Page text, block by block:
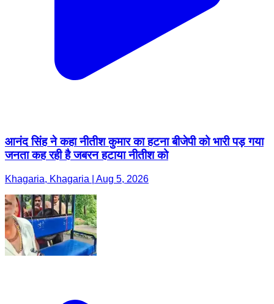
आनंद सिंह ने कहा नीतीश कुमार का हटना बीजेपी को भारी पड़ गया
जनता कह रही है जबरन हटाया नीतीश को
Khagaria, Khagaria | Aug 5, 2026